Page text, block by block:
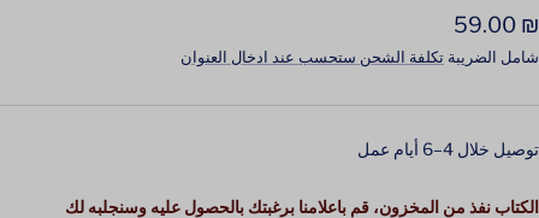
السعر
المخفَّض
₪ 59.00
شامل الضريبة تكلفة الشحن ستحسب عند ادخال العنوان
توصيل خلال 4–6 أيام عمل
الكتاب نفذ من المخزون، قم باعلامنا برغبتك بالحصول عليه وسنجلبه لك